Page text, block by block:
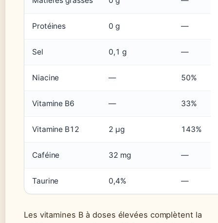
Protéines 0 g —
Sel 0,1 g —
Niacine — 50%
Vitamine B6 — 33%
Vitamine B12 2 µg 143%
Caféine 32 mg —
Taurine 0,4% —
Les vitamines B à doses élevées complètent la